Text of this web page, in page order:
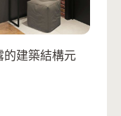
的建築結構元